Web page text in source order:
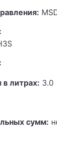
литрах: 3.0
сумм: